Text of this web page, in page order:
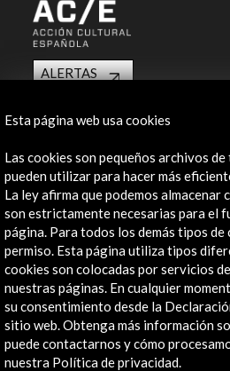
ALERTAS
Contacta
info@accioncultural.es
+34 91 700 4000
José Abascal, 4 - 4º
28003 Madrid, España
Canales de contacto
Explora
Institucional
Esta página web usa cookies
Las cookies son pequeños archivos
pueden utilizar para hacer más
La ley afirma que podemos almacenar
son estrictamente necesarias para el
página. Para todos los demás tipos de
permiso. Esta página utiliza tipos
cookies son colocadas por servicios
nuestras páginas. En cualquier
su consentimiento desde la
sitio web. Obtenga más información
puede contactarnos y cómo
nuestra Política de privacidad.